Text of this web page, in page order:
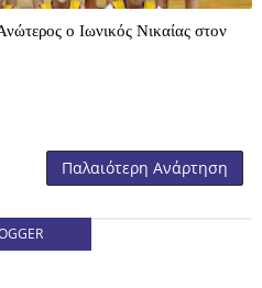
ο Ιωνικός Νικαίας στον
Παλαιότερη Ανάρτηση